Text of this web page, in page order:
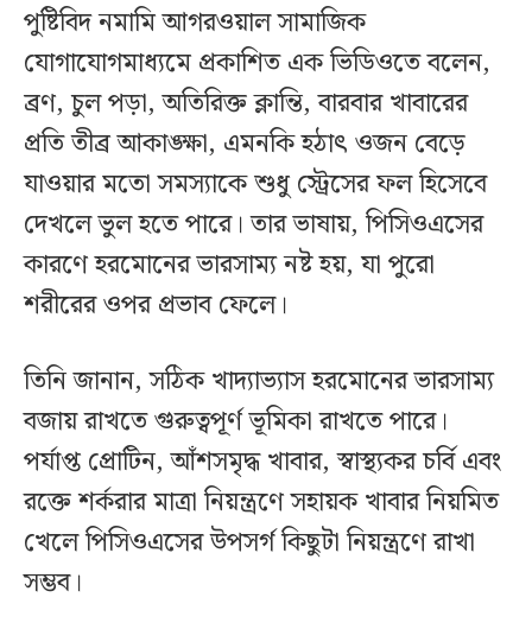
পুষ্টিবিদ নমামি আগরওয়াল সামাজিক
যোগাযোগমাধ্যমে প্রকাশিত এক ভিডিওতে বলেন,
ব্রণ, চুল পড়া, অতিরিক্ত ক্লান্তি, বারবার খাবারের
প্রতি তীব্র আকাঙ্ক্ষা, এমনকি হঠাৎ ওজন বেড়ে
যাওয়ার মতো সমস্যাকে শুধু স্ট্রেসের ফল হিসেবে
দেখলে ভুল হতে পারে। তার ভাষায়, পিসিওএসের
কারণে হরমোনের ভারসাম্য নষ্ট হয়, যা পুরো
শরীরের ওপর প্রভাব ফেলে।
তিনি জানান, সঠিক খাদ্যাভ্যাস হরমোনের ভারসাম্য
বজায় রাখতে গুরুত্বপূর্ণ ভূমিকা রাখতে পারে।
পর্যাপ্ত প্রোটিন, আঁশসমৃদ্ধ খাবার, স্বাস্থ্যকর চর্বি এবং
রক্তে শর্করার মাত্রা নিয়ন্ত্রণে সহায়ক খাবার নিয়মিত
খেলে পিসিওএসের উপসর্গ কিছুটা নিয়ন্ত্রণে রাখা
সম্ভব।